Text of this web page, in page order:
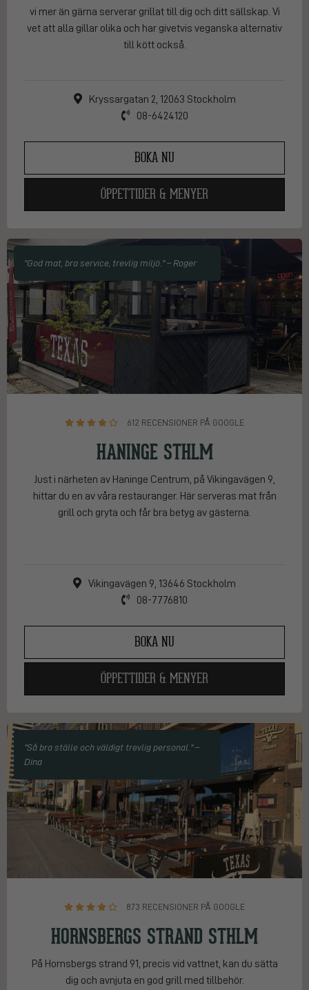
vi mer än gärna serverar grillat till dig och ditt sällskap. Vi
vet att alla gillar olika och har givetvis veganska alternativ
till kött också.
Kryssargatan 2, 12063 Stockholm
08-6424120
BOKA NU
ÖPPETTIDER & MENYER
"God mat, bra service, trevlig miljö." – Roger
612 RECENSIONER PÅ GOOGLE
HANINGE STHLM
Just i närheten av Haninge Centrum, på Vikingavägen 9,
hittar du en av våra restauranger. Här serveras mat från
grill och gryta och får bra betyg av gästerna.
Vikingavägen 9, 13646 Stockholm
08-7776810
BOKA NU
ÖPPETTIDER & MENYER
"Så bra ställe och väldigt trevlig personal." –
Dina
873 RECENSIONER PÅ GOOGLE
HORNSBERGS STRAND STHLM
På Hornsbergs strand 91, precis vid vattnet, kan du sätta
dig och avnjuta en god grill med tillbehör.